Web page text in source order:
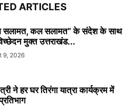
ARTICLES
सलामत, कल सलामत” के संदेश के साथ
मुक्त उत्तराखंड...
9, 2026
ने हर घर तिरंगा यात्रा कार्यक्रम में